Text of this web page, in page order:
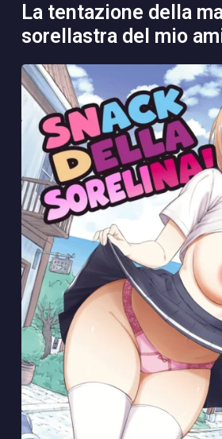
la tentazione della matrigna e
sorellastra del mio